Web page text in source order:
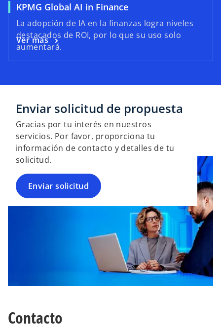
KPMG Global AI in Finance
La adopción de IA en la finanzas logra niveles
destacados de ROI, por lo que su uso solo
aumentará.
Ver más
Enviar solicitud de propuesta
Gracias por tu interés en nuestros
servicios. Por favor, proporciona tu
información de contacto y detalles de tu
solicitud.
Enviar solicitud
Contacto